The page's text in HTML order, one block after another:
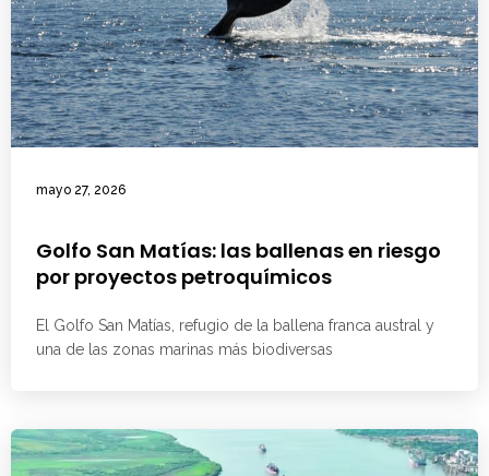
mayo 27, 2026
Golfo San Matías: las ballenas en riesgo
por proyectos petroquímicos
El Golfo San Matías, refugio de la ballena franca austral y
una de las zonas marinas más biodiversas